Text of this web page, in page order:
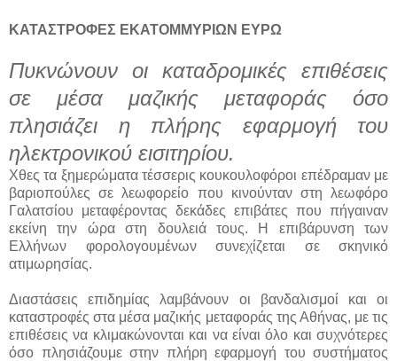
ΚΑΤΑΣΤΡΟΦΕΣ ΕΚΑΤΟΜΜΥΡΙΩΝ ΕΥΡΩ
Πυκνώνουν οι καταδρομικές επιθέσεις
σε μέσα μαζικής μεταφοράς όσο
πλησιάζει η πλήρης εφαρμογή του
ηλεκτρονικού εισιτηρίου.
Χθες τα ξημερώματα τέσσερις κουκουλοφόροι επέδραμαν με
βαριοπούλες σε λεωφορείο που κινούνταν στη λεωφόρο
Γαλατσίου μεταφέροντας δεκάδες επιβάτες που πήγαιναν
εκείνη την ώρα στη δουλειά τους. Η επιβάρυνση των
Ελλήνων φορολογουμένων συνεχίζεται σε σκηνικό
ατιμωρησίας.
Διαστάσεις επιδημίας λαμβάνουν οι βανδαλισμοί και οι
καταστροφές στα μέσα μαζικής μεταφοράς της Αθήνας, με τις
επιθέσεις να κλιμακώνονται και να είναι όλο και συχνότερες
όσο πλησιάζουμε στην πλήρη εφαρμογή του συστήματος